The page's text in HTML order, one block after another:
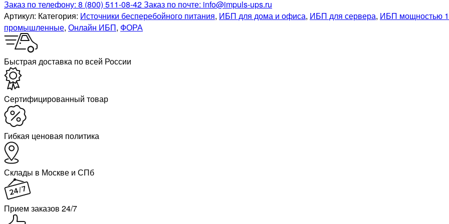
Заказ по телефону: 8 (800) 511-08-42Заказ по почте: info@impuls-ups.ru
Артикул: Категория: Источники бесперебойного питания, ИБП для дома и офиса, ИБП для сервера, ИБП мощностью
промышленные, Онлайн ИБП, ФОРА
Быстрая доставка по всей России
Cертифицированный товар
Гибкая ценовая политика
Склады в Москве и СПб
Прием заказов 24/7